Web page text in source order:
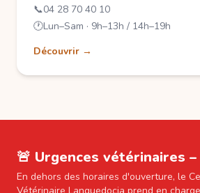
📞04 28 70 40 10
🕐Lun–Sam · 9h–13h / 14h–19h
Découvrir →
🚨 Urgences vétérinaires
En dehors des horaires d'ouverture, le